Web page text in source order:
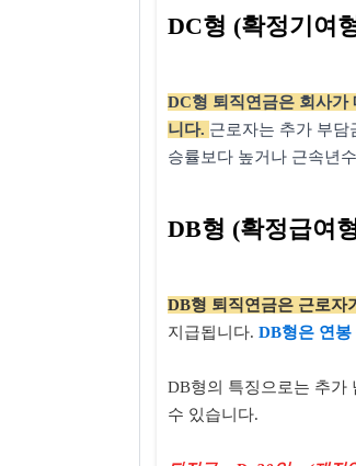
DC형 (확정기여
DC형 퇴직연금은 회사가
니다. 근로자는 추가 부담
승률보다 높거나 근속년
DB형 (확정급여
DB형 퇴직연금은 근로자
지급됩니다.DB형은 연봉
DB형의 특징으로는 추가
수 있습니다.